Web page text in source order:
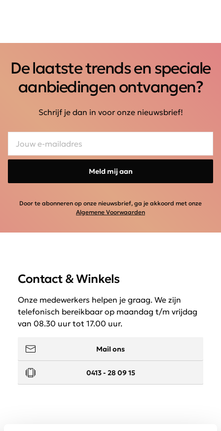
De laatste trends en speciale
aanbiedingen ontvangen?
Schrijf je dan in voor onze nieuwsbrief!
Meld mij aan
Door te abonneren op onze nieuwsbrief, ga je akkoord met onze
Algemene Voorwaarden
Contact & Winkels
Onze medewerkers helpen je graag. We zijn
telefonisch bereikbaar op maandag t/m vrijdag
van 08.30 uur tot 17.00 uur.
Mail ons
0413 - 28 09 15